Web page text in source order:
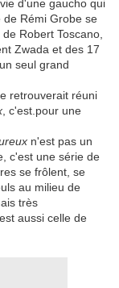
d'une gaucho qui
Rémi Grobe se
Robert Toscano,
Zwada et des 17
seul grand
retrouverait réuni
, c'est.pour une
n'est pas un
c'est une série de
se frôlent, se
au milieu de
très
aussi celle de